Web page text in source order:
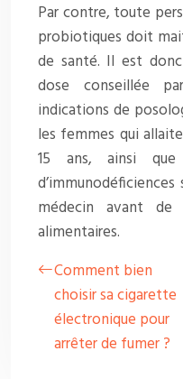
Par contre, toute
probiotiques doit
de santé. Il est
dose conseillée
indications de
les femmes qui
15 ans, ainsi que
médecin avant de
alimentaires.
Comment bien
choisir sa cigarette
électronique pour
arrêter de fumer ?